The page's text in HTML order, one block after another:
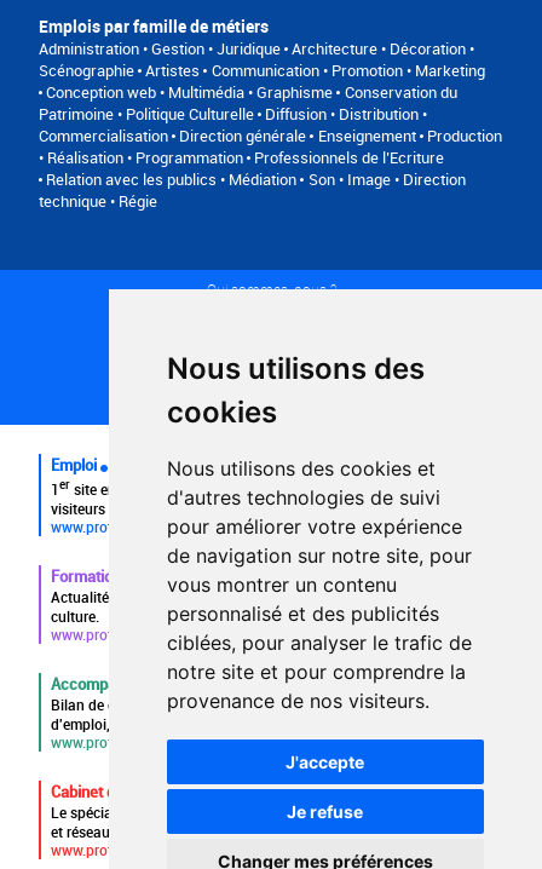
Nous utilisons des
cookies
Nous utilisons des cookies et
d'autres technologies de suivi
pour améliorer votre expérience
de navigation sur notre site, pour
vous montrer un contenu
personnalisé et des publicités
ciblées, pour analyser le trafic de
notre site et pour comprendre la
provenance de nos visiteurs.
J'accepte
Je refuse
Changer mes préférences
Emplois par famille de métiers
Administration • Gestion • Juridique Architecture • Décoration •
Scénographie Artistes
Communication • Promotion • Marketing
Conception web • Multimédia • Graphisme Conservation du
Patrimoine • Politique Culturelle Diffusion • Distribution •
Commercialisation Direction générale Enseignement Production
• Réalisation • Programmation Professionnels de l’Ecriture
Relation avec les publics • Médiation
Son • Image • Direction
technique • Régie
Qui sommes-nous ?
Plan du site
FAQ recruteurs
FAQ
Emploi
1er site emploi du secteur culturel 784.000 visites et 230.000
visiteurs uniques par mois.
www.profilculture.com
Formation
Actualités, guide et annuaire des formations aux métiers de la
culture.
www.profilculture-formation.com
Accompagnement professionnel
Bilan de compétences, coaching, techniques de recherche
d'emploi, entretien conseil.
www.profilculture-competences.com
Cabinet de recrutement
Le spécialiste du secteur culturel, une cvthèque de 86.000 CV
et réseau unique de professionnels.
www.profilculture-conseil.com/cabinet-recrutement